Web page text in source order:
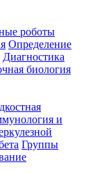
роботы
Определение
Диагностика
биология
и
Группы